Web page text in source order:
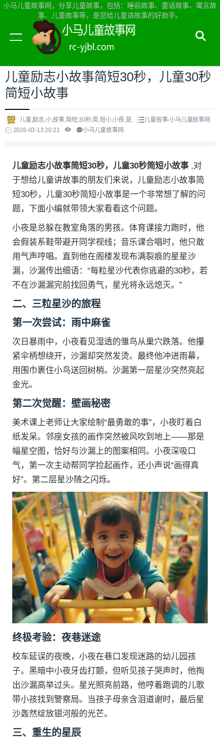
小马儿童故事网，分享儿童故事，包括：睡前故事、童话故事、寓言故
事、儿童故事等，是您给儿童讲故事的好助手。
当前位置：小马儿童故事网首页>儿童故事
儿童励志小故事简短30秒，儿童30秒
简短小故事
儿童,励志,小,故事,简短,30秒,简,短小,小夜,是,
儿童故事-小马儿童故事网
2026-03-13 20:21
小马儿童故事网
儿童励志小故事简短30秒，儿童30秒简短小故事 ,对
于想给儿童讲故事的朋友们来说，儿童励志小故事简
短30秒，儿童30秒简短小故事是一个非常想了解的问
题，下面小编就带领大家看看这个问题。
小夜是总躲在教室角落的男孩。体育课接力跑时，他
会假装系鞋带避开同学视线；音乐课合唱时，他只敢
用气声哼唱。直到他在阁楼发现布满裂痕的星星沙
漏，沙漏传出细语：“每粒星沙代表你逃避的30秒，若
不在沙漏漏完前找回勇气，星光将永远熄灭。”
二、三粒星沙的旅程
第一次尝试：雨中麻雀
次日暴雨中，小夜看见湿透的雏鸟从巢穴跌落。他攥
紧伞柄想绕开，沙漏却突然发烫。最终他冲进雨幕，
用围巾裹住小鸟送回树梢。沙漏第一层星沙突然亮起
金光。
第二次觉醒：壁画秘密
美术课上老师让大家绘制“最勇敢的事”，小夜盯着白
纸发呆。邻座女孩的画作突然被风吹到地上——那是
幅星空图，恰好与沙漏上的图案相同。小夜深吸口
气，第一次主动帮同学捡起画作，还小声说“画得真
好”。第二层星沙随之闪烁。
终极考验：夜巷迷途
校车延误的夜晚，小夜在巷口发现迷路的幼儿园孩
子。黑暗中小夜牙齿打颤，但听见孩子哭声时，他掏
出沙漏高举过头。星光照亮前路，他哼着跑调的儿歌
带小孩找到警察局。当孩子母亲含泪道谢时，最后星
沙轰然绽放银河般的光芒。
三、重生的星辰